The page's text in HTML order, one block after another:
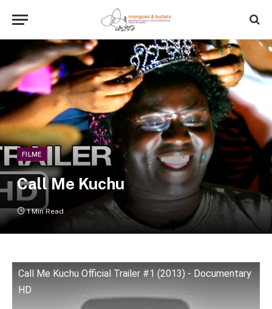
FILME
Call Me Kuchu
1 Min Read
Call Me Kuchu Official Trailer #1 (2013) - Documentary
HD